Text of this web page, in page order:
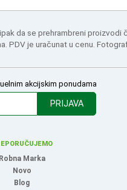
da se prehrambreni
PDV je uračunat u cenu.
akcijskim ponudama
PRIJAVA
Robna Marka
Novo
Blog